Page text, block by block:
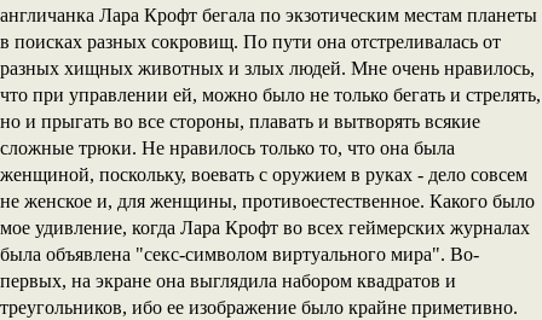
англичанка Лара Крофт бегала по экзотическим местам планеты
в поисках разных сокровищ. По пути она отстреливалась от
разных хищных животных и злых людей. Мне очень нравилось,
что при управлении ей, можно было не только бегать и стрелять,
но и прыгать во все стороны, плавать и вытворять всякие
сложные трюки. Не нравилось только то, что она была
женщиной, поскольку, воевать с оружием в руках - дело совсем
не женское и, для женщины, противоестественное. Какого было
мое удивление, когда Лара Крофт во всех геймерских журналах
была объявлена "секс-символом виртуального мира". Во-
первых, на экране она выглядила набором квадратов и
треугольников, ибо ее изображение было крайне приметивно.